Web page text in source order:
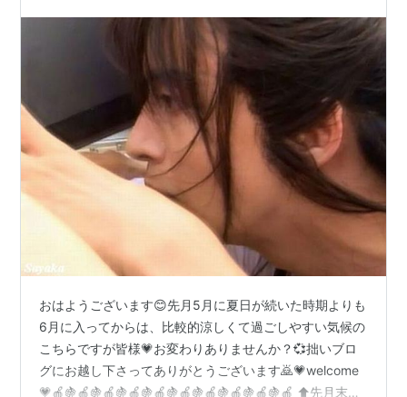
おはようございます😊先月5月に夏日が続いた時期よりも
6月に入ってからは、比較的涼しくて過ごしやすい気候の
こちらですが皆様💗お変わりありませんか？💞拙いブロ
グにお越し下さってありがとうございます🙇💗welcome
💗🍎🍇🍎🍇🍎🍇🍎🍇🍎🍇🍎🍇🍎🍇🍎🍇🍎🍇🍎 ⬆️先月末頃